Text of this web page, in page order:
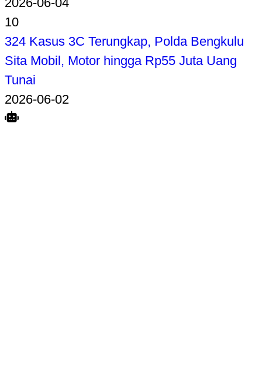
10
324 Kasus 3C Terungkap, Polda Bengkulu
Sita Mobil, Motor hingga Rp55 Juta Uang
Tunai
2026-06-02